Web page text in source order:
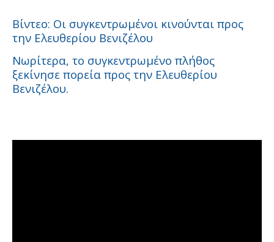
Βίντεο: Οι συγκεντρωμένοι κινούνται προς
την Ελευθερίου Βενιζέλου
Νωρίτερα, το συγκεντρωμένο πλήθος
ξεκίνησε πορεία προς την Ελευθερίου
Βενιζέλου.